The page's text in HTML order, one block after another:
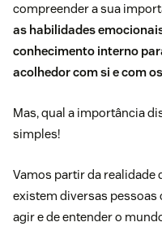
compreender a sua
as habilidades
conhecimento interno
acolhedor com si e com
Mas, qual a importância
simples!
Vamos partir da realidade
existem diversas
agir e de entender o